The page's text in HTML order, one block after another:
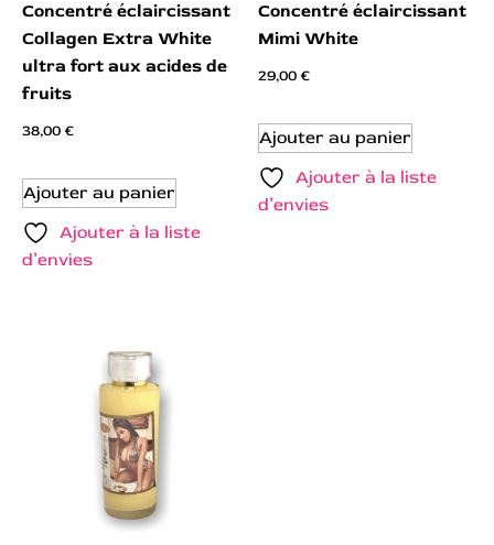
Concentré éclaircissant
Collagen Extra White
ultra fort aux acides de
fruits
38,00€
Ajouter au panier
Ajouter à la liste
d’envies
Concentré éclaircissant
Mimi White
29,00€
Ajouter au panier
Ajouter à la liste
d’envies